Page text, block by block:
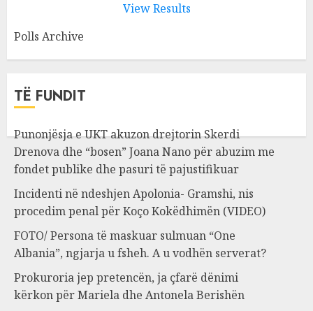
View Results
Polls Archive
TË FUNDIT
Punonjësja e UKT akuzon drejtorin Skerdi
Drenova dhe “bosen” Joana Nano për abuzim me
fondet publike dhe pasuri të pajustifikuar
Incidenti në ndeshjen Apolonia- Gramshi, nis
procedim penal për Koço Kokëdhimën (VIDEO)
FOTO/ Persona të maskuar sulmuan “One
Albania”, ngjarja u fsheh. A u vodhën serverat?
Prokuroria jep pretencën, ja çfarë dënimi
kërkon për Mariela dhe Antonela Berishën